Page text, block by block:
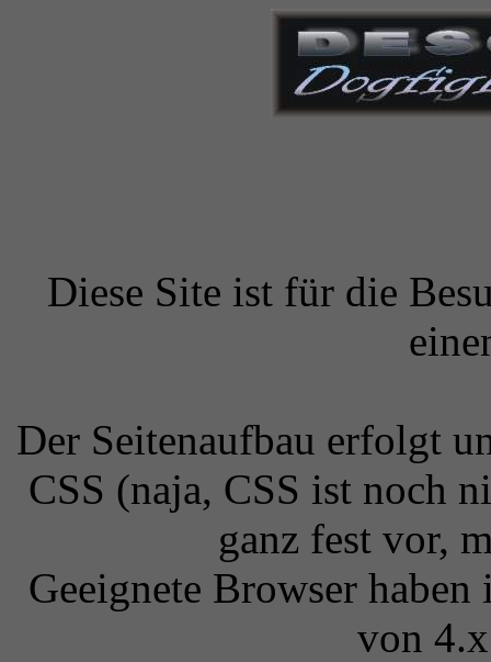
Diese Site ist für die
Der Seitenaufbau erfolgt
CSS (naja, CSS ist noch
ganz fest vor,
Geeignete Browser
von